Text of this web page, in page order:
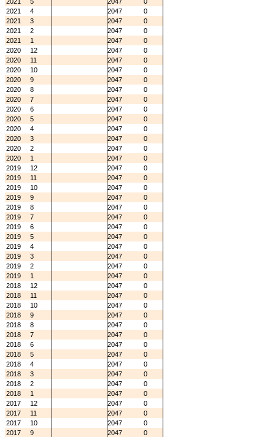
2021
4 2047
0
2021
3 2047
0
2021
2 2047
0
2021
1 2047
0
2020
12 2047
0
2020
11 2047
0
2020
10 2047
0
2020
9 2047
0
2020
8 2047
0
2020
7 2047
0
2020
6 2047
0
2020
5 2047
0
2020
4 2047
0
2020
3 2047
0
2020
2 2047
0
2020
1 2047
0
2019
12 2047
0
2019
11 2047
0
2019
10 2047
0
2019
9 2047
0
2019
8 2047
0
2019
7 2047
0
2019
6 2047
0
2019
5 2047
0
2019
4 2047
0
2019
3 2047
0
2019
2 2047
0
2019
1 2047
0
2018
12 2047
0
2018
11 2047
0
2018
10 2047
0
2018
9 2047
0
2018
8 2047
0
2018
7 2047
0
2018
6 2047
0
2018
5 2047
0
2018
4 2047
0
2018
3 2047
0
2018
2 2047
0
2018
1 2047
0
2017
12 2047
0
2017
11 2047
0
2017
10 2047
0
2017
9 2047
0